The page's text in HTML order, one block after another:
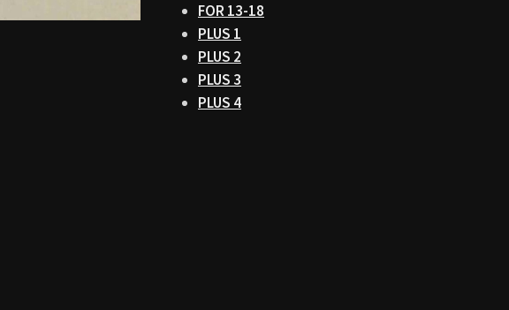
FOR 13-18
PLUS 1
PLUS 2
PLUS 3
PLUS 4